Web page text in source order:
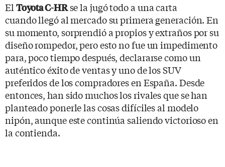
El Toyota C-HRse la jugó todo a una carta
cuando llegó al mercado su primera generación. En
su momento, sorprendió a propios y extraños por su
diseño rompedor, pero esto no fue un impedimento
para, poco tiempo después, declararse como un
auténtico éxito de ventas y uno de los SUV
preferidos de los compradores en España. Desde
entonces, han sido muchos los rivales que se han
planteado ponerle las cosas difíciles al modelo
nipón, aunque este continúa saliendo victorioso en
la contienda.